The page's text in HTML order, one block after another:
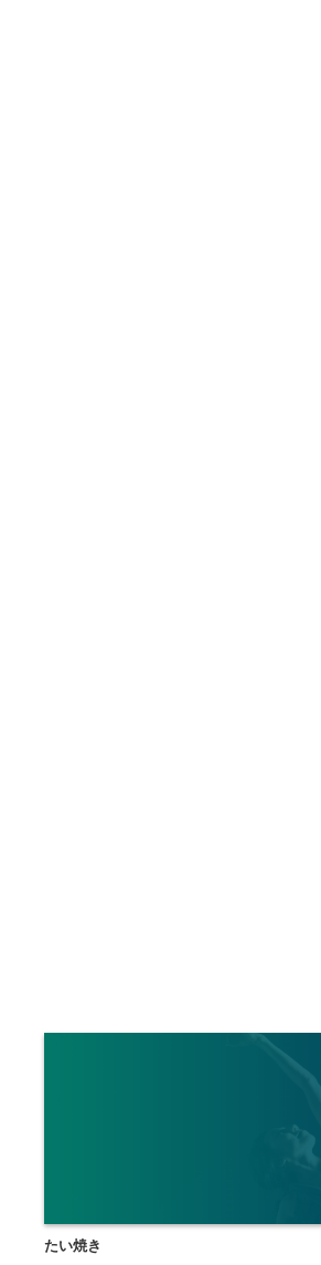
たい焼き